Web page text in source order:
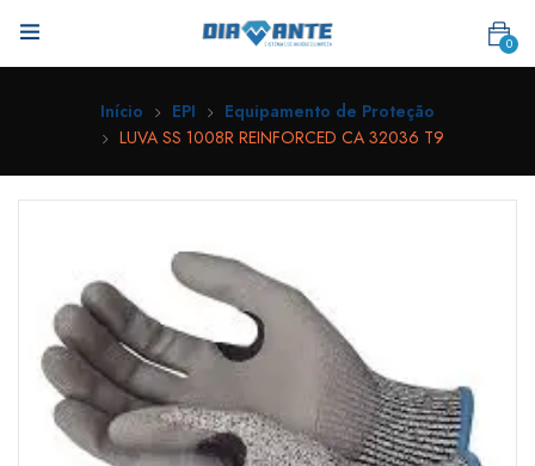
0
Início EPI
Equipamento de Proteção
LUVA SS 1008R REINFORCED CA 32036 T9